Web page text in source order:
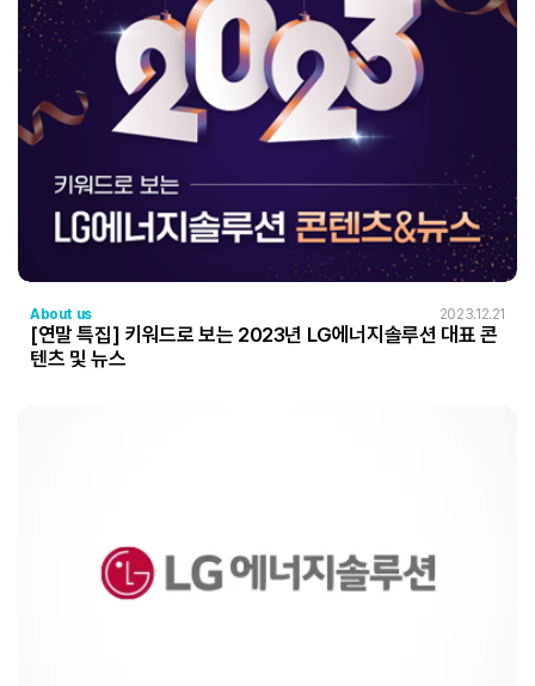
About us 2023.12.21
[연말 특집] 키워드로 보는 2023년 LG에너지솔루션 대표 콘
텐츠 및 뉴스